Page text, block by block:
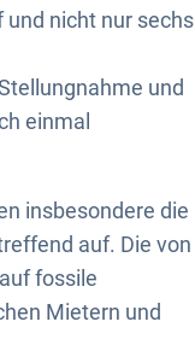
nicht nur sechs
und
einmal
insbesondere die
auf. Die von
fossile
Mietern und